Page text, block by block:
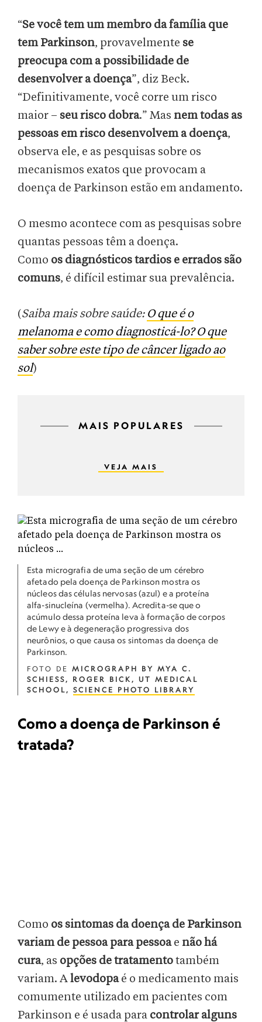
“Se você tem um membro da família que
tem Parkinson, provavelmente se
preocupa com a possibilidade de
desenvolver a doença”, diz Beck.
“Definitivamente, você corre um risco
maior – seu risco dobra.” Mas nem todas as
pessoas em risco desenvolvem a doença,
observa ele, e as pesquisas sobre os
mecanismos exatos que provocam a
doença de Parkinson estão em andamento.
O mesmo acontece com as pesquisas sobre
quantas pessoas têm a doença.
Como os diagnósticos tardios e errados são
comuns, é difícil estimar sua prevalência.
(Saiba mais sobre saúde: O que é o
melanoma e como diagnosticá-lo? O que
saber sobre este tipo de câncer ligado ao
sol)
MAIS POPULARES
VEJA MAIS
Esta micrografia de uma seção de um cérebro
afetado pela doença de Parkinson mostra os
núcleos das células nervosas (azul) e a proteína
alfa-sinucleína (vermelha). Acredita-se que o
acúmulo dessa proteína leva à formação de corpos
de Lewy e à degeneração progressiva dos
neurônios, o que causa os sintomas da doença de
Parkinson.
FOTO DE MICROGRAPH BY MYA C.
SCHIESS, ROGER BICK, UT MEDICAL
SCHOOL, SCIENCE PHOTO LIBRARY
Como a doença de Parkinson é
tratada?
Como os sintomas da doença de Parkinson
variam de pessoa para pessoae não há
cura, as opções de tratamentotambém
variam. Alevodopaé o medicamento mais
comumente utilizado em pacientes com
Parkinson e é usada para controlar alguns